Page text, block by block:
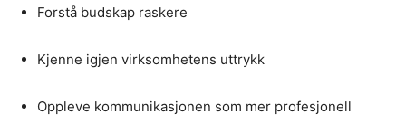
Forstå budskap raskere
Kjenne igjen virksomhetens uttrykk
Oppleve kommunikasjonen som mer profesjonell